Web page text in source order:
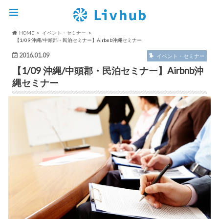
HOME
イベント・セミナー
【1/09 沖縄/中頭郡・民泊セミナー】Airbnb沖縄セミナー
2016.01.09 イベント・セミナー
【1/09 沖縄/中頭郡・民泊セミナー】Airbnb沖
縄セミナー